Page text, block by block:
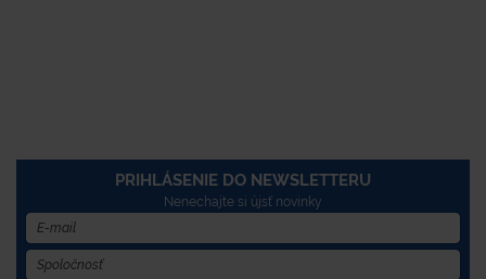
PRIHLÁSENIE DO NEWSLETTERU
Nenechajte si újsť novinky